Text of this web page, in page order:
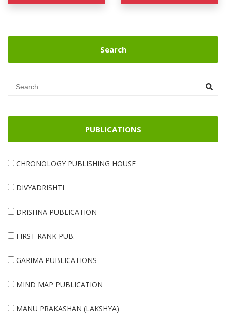
Search
PUBLICATIONS
CHRONOLOGY PUBLISHING HOUSE
DIVYADRISHTI
DRISHNA PUBLICATION
FIRST RANK PUB.
GARIMA PUBLICATIONS
MIND MAP PUBLICATION
MANU PRAKASHAN (LAKSHYA)